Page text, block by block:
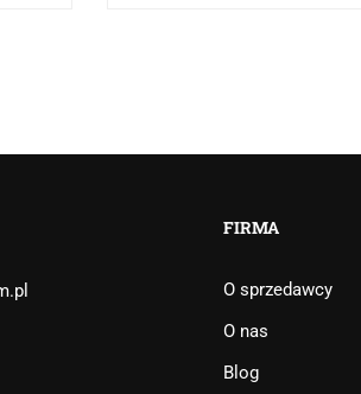
FIRMA
O sprzedawcy
O nas
Blog